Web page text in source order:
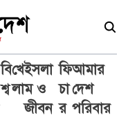
বি
শ্ব
খে
লা
ইসলা
ম ও
জীবন
ফি
চা
র
আমার
দেশ
পরিবার